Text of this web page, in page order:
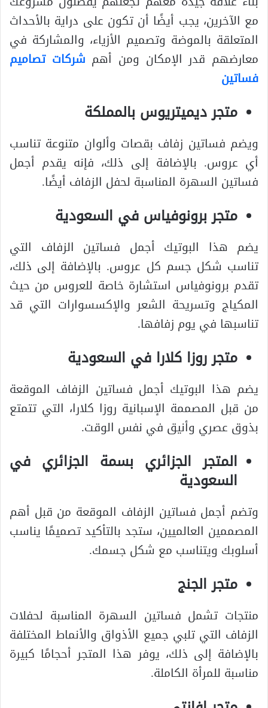
مع الآخرين، يجب أيضًا أن تكون على دراية بالأحداث
المتعلقة بالموضة وتصميم الأزياء، والمشاركة في
معارضهم قدر الإمكان ومن أهم شركات تصاميم
فساتين
متجر ديميتريوس بالمملكة
ويضم فساتين زفاف بقصات وألوان متنوعة تناسب
أي عروس. بالإضافة إلى ذلك، فإنه يقدم أجمل
فساتين السهرة المناسبة لحفل الزفاف أيضًا.
متجر برونوفياس في السعودية
يضم هذا البوتيك أجمل فساتين الزفاف التي
تناسب شكل جسم كل عروس. بالإضافة إلى ذلك،
تقدم برونوفياس استشارة خاصة للعروس من حيث
المكياج وتسريحة الشعر والإكسسوارات التي قد
تناسبها في يوم زفافها.
متجر روزا كلارا في السعودية
يضم هذا البوتيك أجمل فساتين الزفاف الموقعة
من قبل المصممة الإسبانية روزا كلارا، التي تتمتع
بذوق عصري وأنيق في نفس الوقت.
المتجر الجزائري بسمة الجزائري في
السعودية
وتضم أجمل فساتين الزفاف الموقعة من قبل أهم
المصممين العالميين، ستجد بالتأكيد تصميمًا يناسب
أسلوبك ويتناسب مع شكل جسمك.
متجر الجنج
منتجات تشمل فساتين السهرة المناسبة لحفلات
الزفاف التي تلبي جميع الأذواق والأنماط المختلفة
بالإضافة إلى ذلك، يوفر هذا المتجر أحجامًا كبيرة
مناسبة للمرأة الكاملة.